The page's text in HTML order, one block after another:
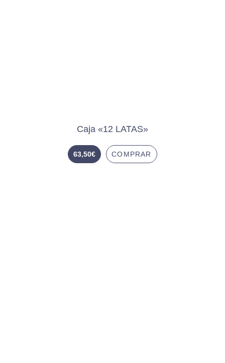
Caja «12 LATAS»
63,50€ COMPRAR